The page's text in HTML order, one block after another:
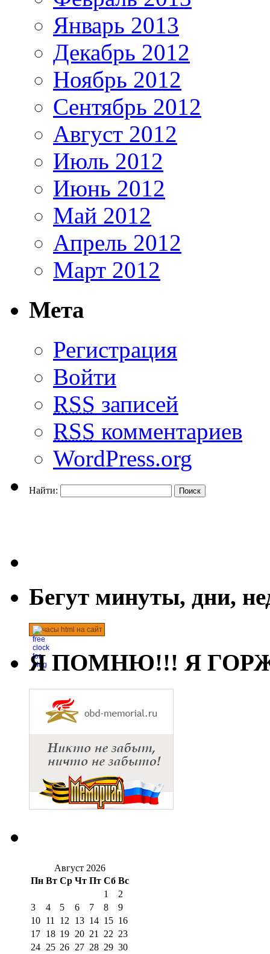
Январь 2013
Декабрь 2012
Ноябрь 2012
Сентябрь 2012
Август 2012
Июль 2012
Июнь 2012
Май 2012
Апрель 2012
Март 2012
Мета
Регистрация
Войти
RSS записей
RSS комментариев
WordPress.org
Найти:
Бегут минуты, дни,
часы html на сайт
Я ПОМНЮ!!! Я
Август 2026
Пн Вт Ср Чт Пт Сб Вс
1
2
3
4 5 6 7 8
9
10 11 12 13 14 15 16
17 18 19 20 21 22 23
24 25 26 27 28 29 30